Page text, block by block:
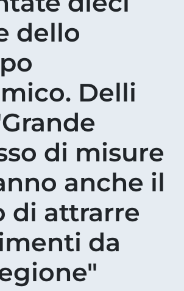
dello
Delli
di misure
anche il
di attrarre
da